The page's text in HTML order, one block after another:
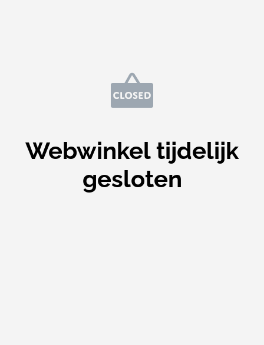
Webwinkel tijdelijk
gesloten